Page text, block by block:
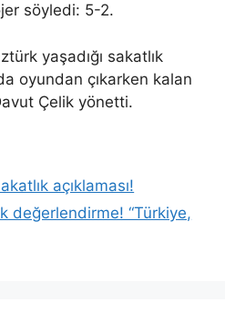
söyledi: 5-2.
yaşadığı sakatlık
oyundan çıkarken kalan
Çelik yönetti.
açıklaması!
değerlendirme! “Türkiye,